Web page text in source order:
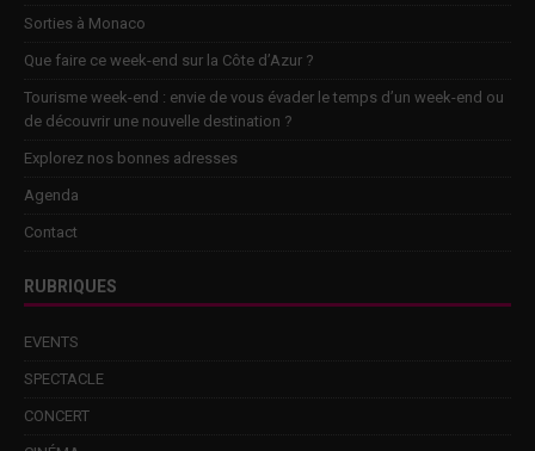
Sorties à Monaco
Que faire ce week-end sur la Côte d’Azur ?
Tourisme week-end : envie de vous évader le temps d’un week-end ou
de découvrir une nouvelle destination ?
Explorez nos bonnes adresses
Agenda
Contact
RUBRIQUES
EVENTS
SPECTACLE
CONCERT